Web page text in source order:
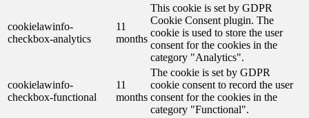
cookielawinfo-
checkbox-analytics
11
months
This cookie is set by GDPR
Cookie Consent plugin. The
cookie is used to store the user
consent for the cookies in the
category "Analytics".
cookielawinfo-
checkbox-functional
11
months
The cookie is set by GDPR
cookie consent to record the user
consent for the cookies in the
category "Functional".